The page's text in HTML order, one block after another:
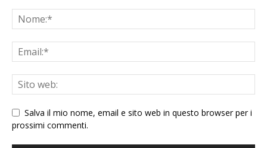
Salva il mio nome, email e sito web in questo browser per i
prossimi commenti.